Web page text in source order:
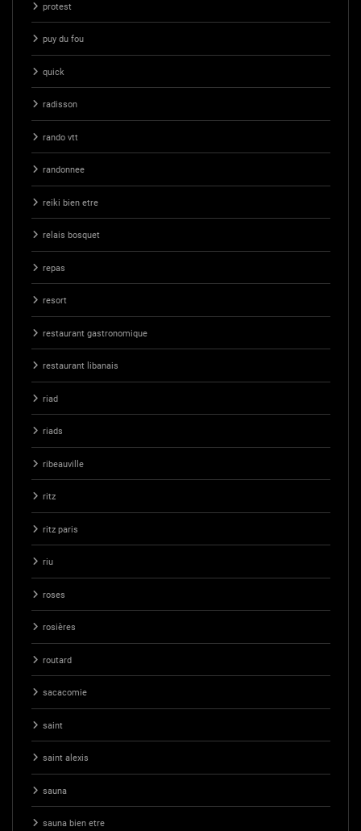
protest
puy du fou
quick
radisson
rando vtt
randonnee
reiki bien etre
relais bosquet
repas
resort
restaurant gastronomique
restaurant libanais
riad
riads
ribeauville
ritz
ritz paris
riu
roses
rosières
routard
sacacomie
saint
saint alexis
sauna
sauna bien etre